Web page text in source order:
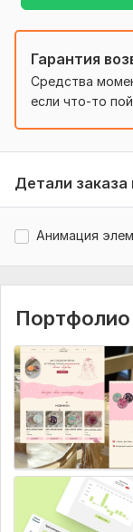
- Примеры сайтов
- Логотип и
- Доступы к
Дополнительно:
- Сроки – если
мобильные" или
Вид: Сайт
Уникальность:
Инструмент:
Гарантия
Средства
если что-то
Детали заказа
Анимация
Портфолио